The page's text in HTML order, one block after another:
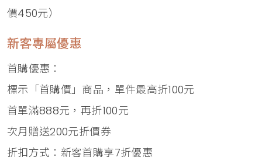
價450元）
新客專屬優惠
首購優惠：
標示「首購價」商品，單件最高折100元
首單滿888元，再折100元
次月贈送200元折價券
折扣方式：新客首購享7折優惠